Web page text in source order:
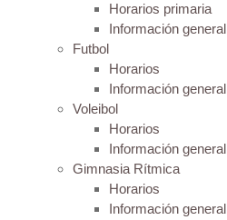
Horarios primaria
Información general
Futbol
Horarios
Información general
Voleibol
Horarios
Información general
Gimnasia Rítmica
Horarios
Información general